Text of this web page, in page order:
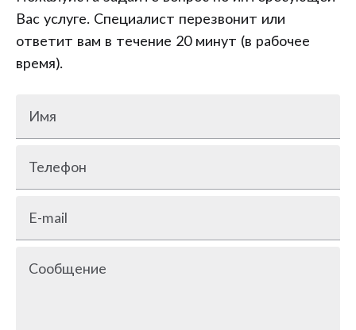
Вас услуге. Специалист перезвонит или
ответит вам в течение 20 минут (в рабочее
время).
Имя
Телефон
E-mail
Сообщение